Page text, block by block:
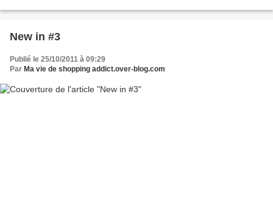
New in #3
Publié le 25/10/2011 à 09:29
Par Ma vie de shopping addict.over-blog.com